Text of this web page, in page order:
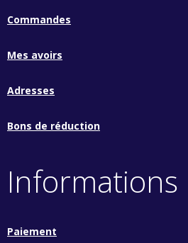
Commandes
Mes avoirs
Adresses
Bons de réduction
Informations
Paiement